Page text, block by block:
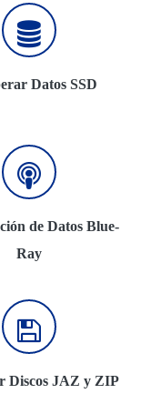
Datos SSD
de Datos Blue-
Ray
Discos JAZ y ZIP